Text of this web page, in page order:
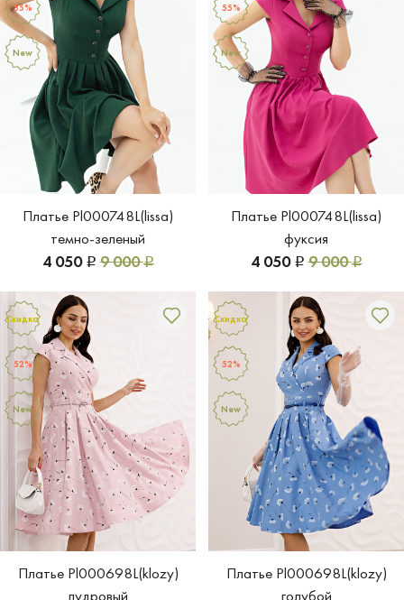
Платье Pl000748L(lissa)
темно-зеленый
4 050 Р 9 000Р
55%
New
Платье Pl000748L(lissa)
фуксия
4 050 Р 9 000Р
55%
New
Платье Pl000698L(klozy)
пудровый
Скидка
52%
New
Платье Pl000698L(klozy)
голубой
Скидка
52%
New